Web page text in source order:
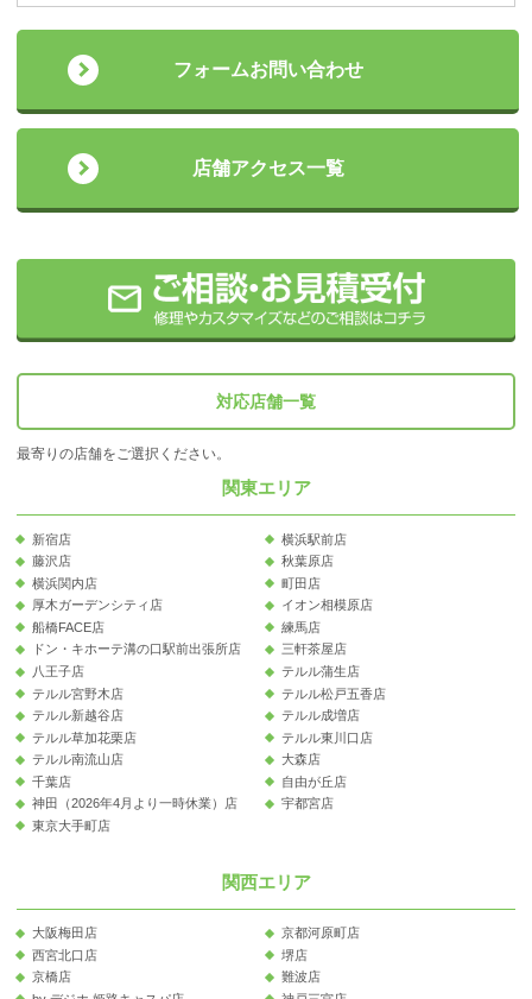
フォームお問い合わせ
店舗アクセス一覧
対応店舗一覧
最寄りの店舗をご選択ください。
関東エリア
新宿店
横浜駅前店
藤沢店
秋葉原店
横浜関内店
町田店
厚木ガーデンシティ店
イオン相模原店
船橋FACE店
練馬店
ドン・キホーテ溝の口駅前出張所店
三軒茶屋店
八王子店
テルル蒲生店
テルル宮野木店
テルル松戸五香店
テルル新越谷店
テルル成増店
テルル草加花栗店
テルル東川口店
テルル南流山店
大森店
千葉店
自由が丘店
神田（2026年4月より一時休業）店
宇都宮店
東京大手町店
関西エリア
大阪梅田店
京都河原町店
西宮北口店
堺店
京橋店
難波店